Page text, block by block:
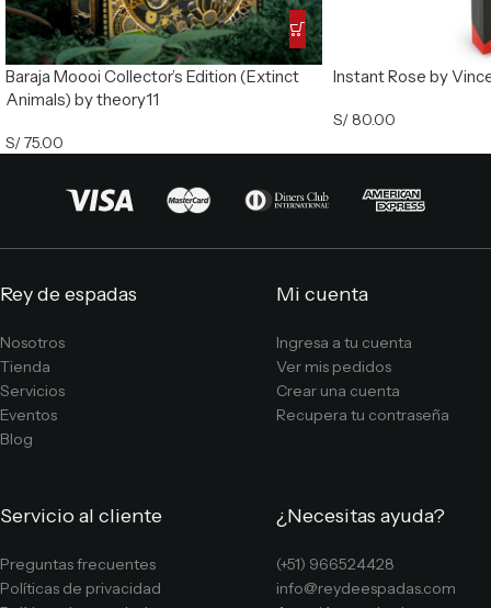
Baraja Moooi Collector’s Edition (Extinct
Animals) by theory11
S/75.00
Instant Rose by
S/80.00
Rey de espadas
Nosotros
Tienda
Servicios
Eventos
Blog
Mi cuenta
Ingresa a tu cuenta
Ver mis pedidos
Crear una cuenta
Recupera tu contraseña
Servicio al cliente
Preguntas frecuentes
Políticas de privacidad
¿Necesitas ayuda?
(+51) 966524428
info@reydeespadas.com